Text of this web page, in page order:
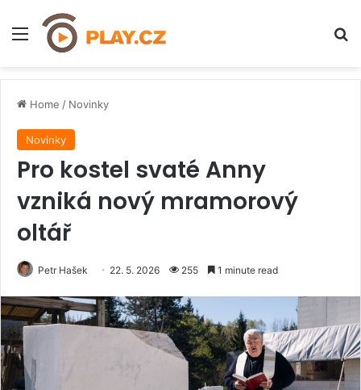
Menu
Home / Novinky
Novinky
Pro kostel svaté Anny
vzniká nový mramorový
oltář
Petr Hašek 22. 5. 2026 255 1 minute read